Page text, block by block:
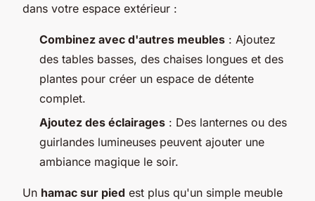
dans votre espace extérieur :
Combinez avec d'autres meubles : Ajoutez
des tables basses, des chaises longues et des
plantes pour créer un espace de détente
complet.
Ajoutez des éclairages : Des lanternes ou des
guirlandes lumineuses peuvent ajouter une
ambiance magique le soir.
Un hamac sur pied est plus qu'un simple meuble